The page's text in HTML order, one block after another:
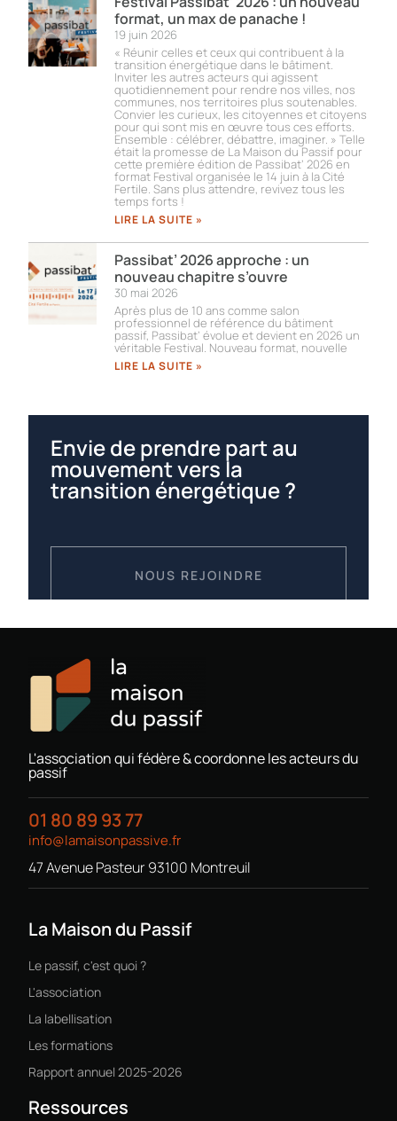
format, un max de panache !
19 juin 2026
« Réunir celles et ceux qui contribuent à la
transition énergétique dans le bâtiment.
Inviter les autres acteurs qui agissent
quotidiennement pour rendre nos villes, nos
communes, nos territoires plus soutenables.
Convier les curieux, les citoyennes et citoyens
pour qui sont mis en œuvre tous ces efforts.
Ensemble : célébrer, débattre, imaginer. » Telle
était la promesse de La Maison du Passif pour
cette première édition de Passibat’ 2026 en
format Festival organisée le 14 juin à la Cité
Fertile. Sans plus attendre, revivez tous les
temps forts !​
LIRE LA SUITE »
Passibat’ 2026 approche : un
nouveau chapitre s’ouvre
30 mai 2026
Après plus de 10 ans comme salon
professionnel de référence du bâtiment
passif, Passibat’ évolue et devient en 2026 un
véritable Festival. Nouveau format, nouvelle
LIRE LA SUITE »
Envie de prendre part au
mouvement vers la
transition énergétique ?
L'association qui fédère & coordonne les acteurs du
passif
01 80 89 93 77
info@lamaisonpassive.fr
47 Avenue Pasteur 93100 Montreuil
La Maison du Passif
Le passif, c'est quoi ?
L'association
La labellisation
Les formations
Rapport annuel 2025-2026
Ressources